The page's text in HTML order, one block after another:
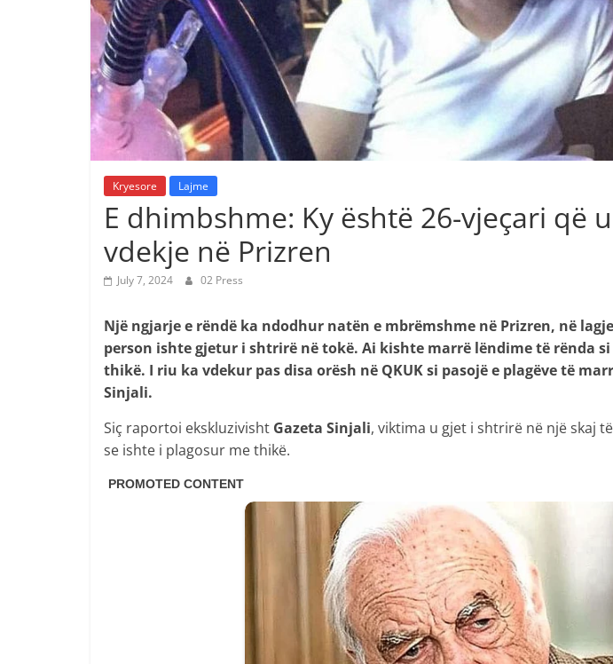
Kryesore Lajme
E dhimbshme: Ky është 26-vjeçari që
vdekje në Prizren
July 7, 2024 02 Press
Një ngjarje e rëndë ka ndodhur natën e mbrëmshme në Prizren, në
person ishte gjetur i shtrirë në tokë. Ai kishte marrë lëndime të rënda si
thikë. I riu ka vdekur pas disa orësh në QKUK si pasojë e plagëve të
Sinjali.
Siç raportoi ekskluzivisht Gazeta Sinjali, viktima u gjet i shtrirë në një skaj
se ishte i plagosur me thikë.